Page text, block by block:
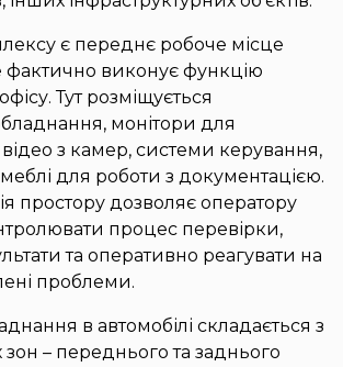
є переднє робоче місце
фактично виконує функцію
Тут розміщується
монітори для
з камер, системи керування,
для роботи з документацією.
простору дозволяє оператору
процес перевірки,
та оперативно реагувати на
проблеми.
в автомобілі складається з
– переднього та заднього